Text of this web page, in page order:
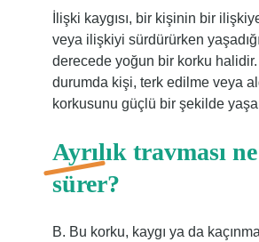
İlişki kaygısı, bir kişinin bir
veya ilişkiyi sürdürürken
derecede yoğun bir korku
durumda kişi, terk edilme veya
korkusunu güçlü bir şekilde
Ayrılık travması
sürer?
B. Bu korku, kaygı ya da kaçınma